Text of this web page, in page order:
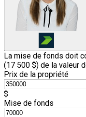
La mise de fonds doit
(17 500 $) de la valeur
Prix de la propriété
$
Mise de fonds